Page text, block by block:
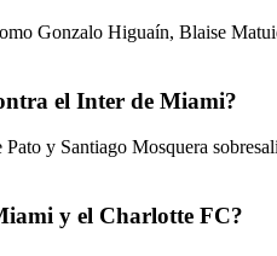
Gonzalo Higuaín, Blaise
el Inter de Miami?
y Santiago Mosquera
y el Charlotte FC?